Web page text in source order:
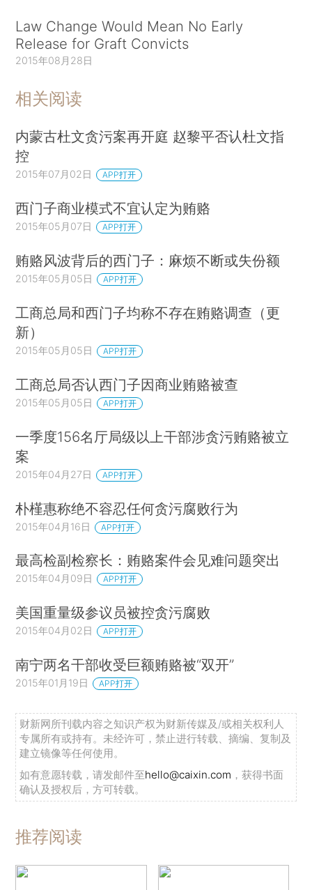
Law Change Would Mean No Early
Release for Graft Convicts
2015年08月28日
相关阅读
内蒙古杜文贪污案再开庭 赵黎平否认杜文指
控
2015年07月02日 APP打开
西门子商业模式不宜认定为贿赂
2015年05月07日 APP打开
贿赂风波背后的西门子：麻烦不断或失份额
2015年05月05日 APP打开
工商总局和西门子均称不存在贿赂调查（更
新）
2015年05月05日 APP打开
工商总局否认西门子因商业贿赂被查
2015年05月05日 APP打开
一季度156名厅局级以上干部涉贪污贿赂被立
案
2015年04月27日 APP打开
朴槿惠称绝不容忍任何贪污腐败行为
2015年04月16日 APP打开
最高检副检察长：贿赂案件会见难问题突出
2015年04月09日 APP打开
美国重量级参议员被控贪污腐败
2015年04月02日 APP打开
南宁两名干部收受巨额贿赂被“双开”
2015年01月19日 APP打开
财新网所刊载内容之知识产权为财新传媒及/或相关权利人
专属所有或持有。未经许可，禁止进行转载、摘编、复制及
建立镜像等任何使用。
如有意愿转载，请发邮件至hello@caixin.com ，获得书面
确认及授权后，方可转载。
推荐阅读